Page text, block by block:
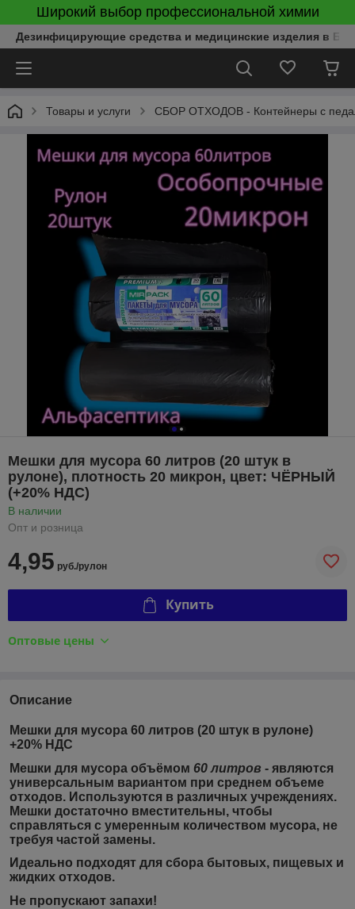
Широкий выбор профессиональной химии
Дезинфицирующие средства и медицинские изделия в
Товары и услуги СБОР ОТХОДОВ - Контейнеры с
Мешки для мусора 60 литров (20 штук в
рулоне), плотность 20 микрон, цвет: ЧЁРНЫЙ
(+20% НДС)
В наличии
Опт и розница
4,95 руб./рулон
Купить
Оптовые цены
Описание
Мешки для мусора 60 литров (20 штук в рулоне)
+20% НДС
Мешки для мусора объёмом 60 литров - являются
универсальным вариантом при среднем объеме
отходов. Используются в различных учреждениях.
Мешки достаточно вместительны, чтобы
справляться с умеренным количеством мусора, не
требуя частой замены.
Идеально подходят для сбора бытовых, пищевых и
жидких отходов.
Не пропускают запахи!